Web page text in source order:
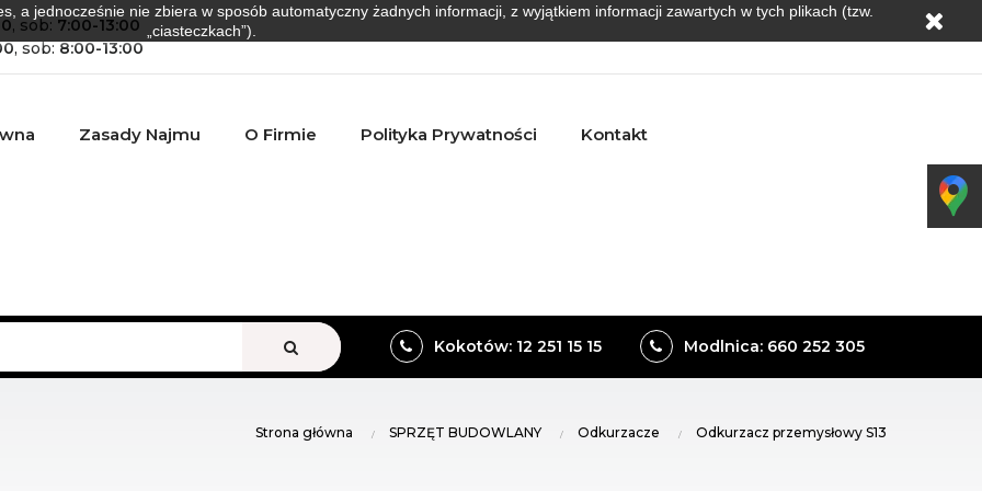
, sob: 7:00-13:00
, sob:8:00-13:00
Zasady Najmu O Firmie Polityka Prywatności Kontakt
VIEW ALL Kokotów: 12 251 15 15 Modlnica: 660 252 305
Strona główna SPRZĘT BUDOWLANY Odkurzacze Odkurzacz przemysłowy S13
a jednocześnie nie zbiera w sposób automatyczny żadnych informacji, z wyjątkiem informacji zawartych w tych plikach (tzw.
„ciasteczkach”).